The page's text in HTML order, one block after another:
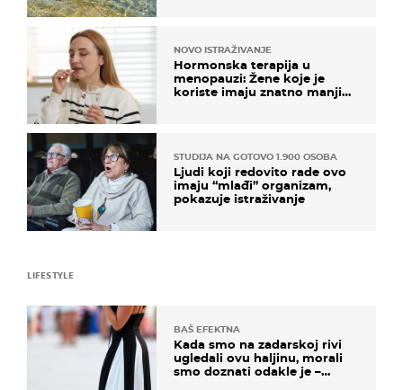
NOVO ISTRAŽIVANJE
Hormonska terapija u
menopauzi: Žene koje je
koriste imaju znatno manji
STUDIJA NA GOTOVO 1.900 OSOBA
Ljudi koji redovito rade ovo
imaju “mlađi” organizam,
pokazuje istraživanje
LIFESTYLE
BAŠ EFEKTNA
Kada smo na zadarskoj rivi
ugledali ovu haljinu, morali
smo doznati odakle je –